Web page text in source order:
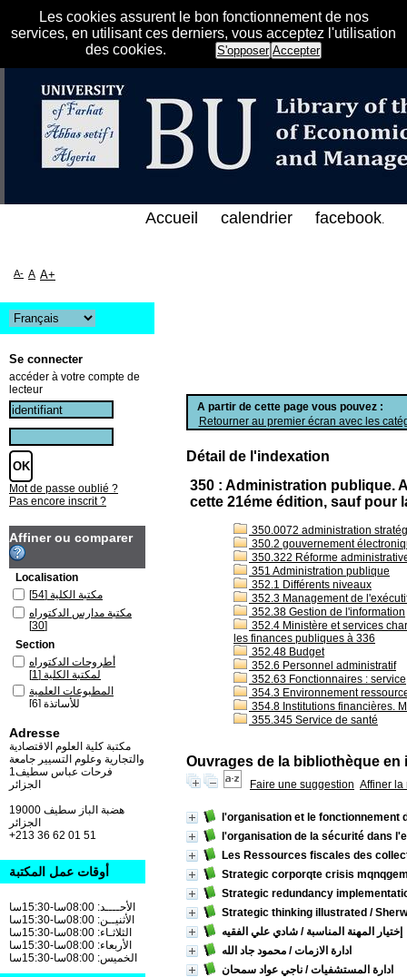
Les cookies assurent le bon fonctionnement de nos
services, en utilisant ces derniers, vous acceptez l'utilisation
des cookies.
S'opposer Accepter
الإلكتروني على الخط المباشر لمكتبة كلية
A partir de cette page vous pouvez :
Retourner au premier écran avec les
Détail de l'indexation
350 : Administration publique.
cette 21éme édition, sauf pour
350.0072 administration
350.2 gouvernement
350.322 Réforme
351 Administration publique
352.1 Différents niveaux
352.3 Management de
352.38 Gestion de l'information
352.4 Ministère et services
les finances publiques à 336
352.48 Budget
352.6 Personnel administratif
352.63 Fonctionnaires :
354.3 Environnement
354.8 Institutions financières.
355.345 Service de santé
Ouvrages de la bibliothèque en
Faire une suggestion Affiner la
l'organisation et le fonctionnement
l'organisation de la sécurité dans
Les Ressources fiscales des
Strategic corporqte crisis
Strategic redundancy
Strategic thinking illustrated /
إختيار المهنة المناسبة / شادي علي الفقيه
ادارة الازمات/ محمود جاد الله
ادارة المستشفيات/ ناجي عواد سمحان
Accueil calendrier facebook.
A- A A+
Se connecter
accéder à votre compte de
lecteur
Mot de passe oublié ?
Pas encore inscrit ?
Affiner ou comparer
Localisation
مكتبة الكلية [54]
مكتبة مدارس الدكتوراه
[30]
Section
أطروحات الدكتوراه
لمكتبة الكلية [1]
المطبوعات العلمية
للأساتذة [6]
باللغة العربية لمكتبة
الكلية[2]
كتب باللغة العربية لمكتبة
الكلية [42]
كتب باللغة العربية لمكتبة
مدارس الدكتوراه
كتب باللغة الفرنسية
لمكتبة الكلية[6]
Adresse
مكتبة كلية العلوم الاقتصادية
والتجارية وعلوم التسيير جامعة
فرحات عباس سطيف1
الجزائر
19000 هضبة الباز سطيف
+213 36 62 01 51
أوقات عمل المكتبة
الأحــــد: 08:00سا-15:30سا
الأثنيــن: 08:00سا-15:30سا
الثلاثـاء: 08:00سا-15:30سا
الأربعاء: 08:00سا-15:30سا
الخميس: 08:00سا-15:30سا